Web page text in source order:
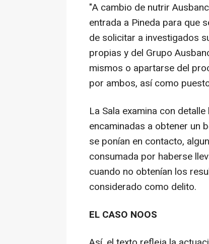
"A cambio de nutrir
entrada a Pineda para que
de solicitar a investigados
propias y del Grupo
mismos o apartarse del
por ambos, así como
La Sala examina con
encaminadas a obtener un
se ponían en contacto,
consumada por haberse
cuando no obtenían los
considerado como delito.
EL CASO NOOS